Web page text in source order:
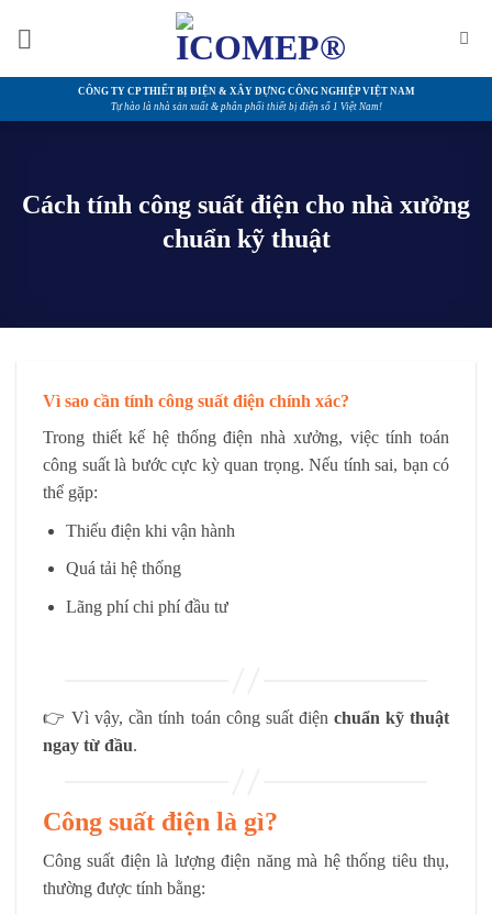
CÔNG TY CP THIẾT BỊ ĐIỆN & XÂY DỰNG CÔNG NGHIỆP VIỆT NAM
Tự hào là nhà sản xuất & phân phối thiết bị điện số 1 Việt Nam!
Cách tính công suất điện cho nhà xưởng
chuẩn kỹ thuật
Vì sao cần tính công suất điện chính xác?
Trong thiết kế hệ thống điện nhà xưởng, việc tính toán
công suất là bước cực kỳ quan trọng. Nếu tính sai, bạn có
thể gặp:
Thiếu điện khi vận hành
Quá tải hệ thống
Lãng phí chi phí đầu tư
👉 Vì vậy, cần tính toán công suất điện chuẩn kỹ thuật
ngay từ đầu.
Công suất điện là gì?
Công suất điện là lượng điện năng mà hệ thống tiêu thụ,
thường được tính bằng: